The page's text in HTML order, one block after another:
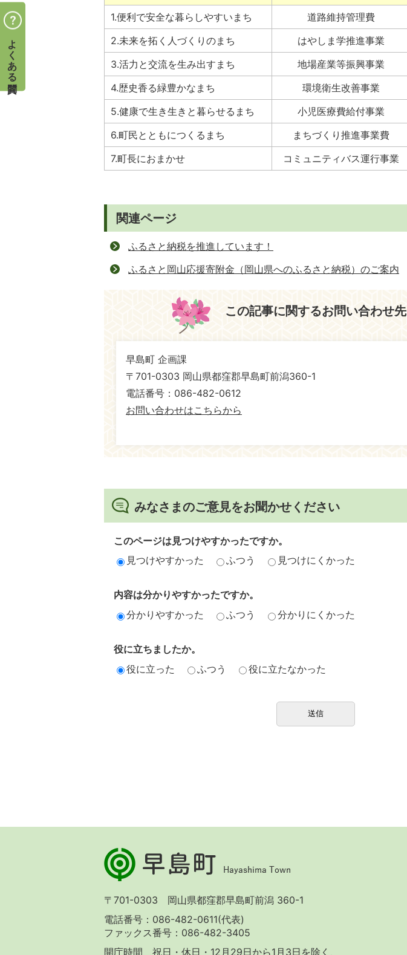
1.便利で安全な暮らしやすいまち
道路維持管理費
2.未来を拓く人づくりのまち
はやしま学推進事業
3.活力と交流を生み出すまち
地場産業等振興事業
4.歴史香る緑豊かなまち
環境衛生改善事業
5.健康で生き生きと暮らせるまち
小児医療費給付事業
6.町民とともにつくるまち
まちづくり推進事業費
7.町長におまかせ
コミュニティバス運行事業
関連ページ
ふるさと納税を推進しています！
ふるさと岡山応援寄附金（岡山県へのふるさと納税）のご案内
この記事に関するお問い合わせ先
早島町 企画課
〒701-0303 岡山県都窪郡早島町前潟360-1
電話番号：086-482-0612
お問い合わせはこちらから
みなさまのご意見をお聞かせください
このページは見つけやすかったですか。
見つけやすかった
ふつう 見つけにくかった
内容は分かりやすかったですか。
分かりやすかった
ふつう 分かりにくかった
役に立ちましたか。
役に立った
ふつう 役に立たなかった
よくある質問
早
島
町
Hayashima
Town
〒701-0303 岡山県都窪郡早島町前潟 360-1
電話番号：086-482-0611(代表)
ファックス番号：086-482-3405
開庁時間 祝日・休日・12月29日から1月3日を除く、